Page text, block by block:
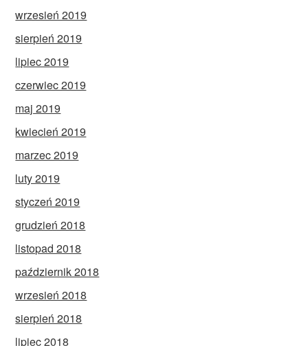
wrzesień 2019
sierpień 2019
lipiec 2019
czerwiec 2019
maj 2019
kwiecień 2019
marzec 2019
luty 2019
styczeń 2019
grudzień 2018
listopad 2018
październik 2018
wrzesień 2018
sierpień 2018
lipiec 2018